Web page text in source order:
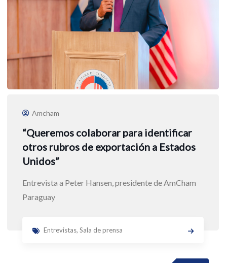
Amcham
“Queremos colaborar para identificar
otros rubros de exportación a Estados
Unidos”
Entrevista a Peter Hansen, presidente de AmCham
Paraguay
Entrevistas, Sala de prensa